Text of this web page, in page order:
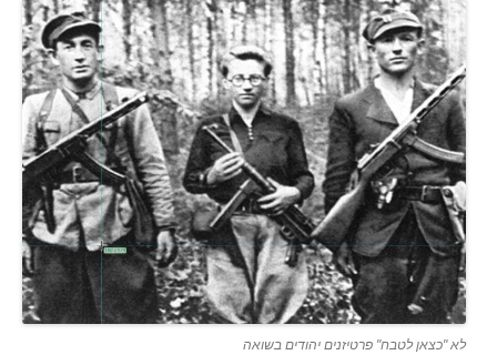
לא "כצאן לטבח" פרטיזנים יהודים בשואה